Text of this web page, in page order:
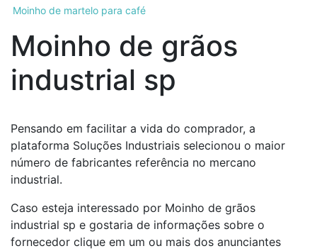
Moinho de martelo para café
Moinho de grãos
industrial sp
Pensando em facilitar a vida do comprador, a
plataforma Soluções Industriais selecionou o maior
número de fabricantes referência no mercano
industrial.
Caso esteja interessado por Moinho de grãos
industrial sp e gostaria de informações sobre o
fornecedor clique em um ou mais dos anunciantes